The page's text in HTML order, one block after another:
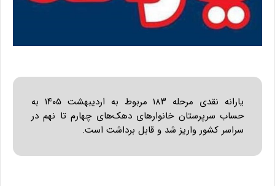
یارانه نقدی مرحله ۱۸۳ مربوط به اردیبهشت ۱۴۰۵ به
حساب سرپرستان خانوارهای دهک‌های چهارم تا نهم در
سراسر کشور واریز شد و قابل برداشت است.